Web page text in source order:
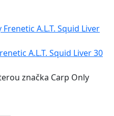
A.L.T. Squid Liver 30
značka Carp Only